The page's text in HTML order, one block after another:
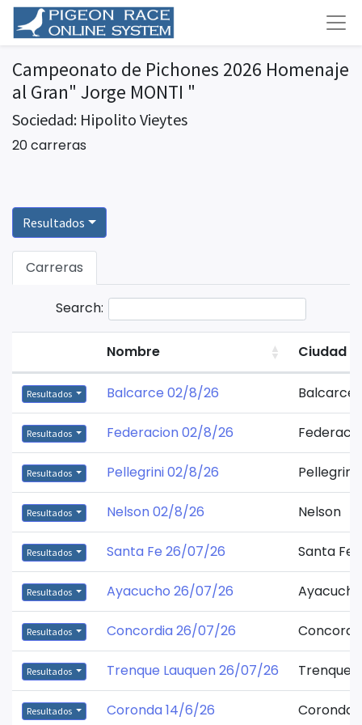
Campeonato de Pichones 2026 Homenaje
al Gran" Jorge MONTI "
Sociedad: Hipolito Vieytes
20 carreras
Resultados
Carreras
Search:
Nombre Ciudad
Resultados Balcarce 02/8/26 Balcarce
Resultados Federacion 02/8/26
Resultados Pellegrini 02/8/26 Pellegrini
Resultados Nelson 02/8/26 Nelson
Resultados Santa Fe 26/07/26 Santa Fe
Resultados Ayacucho 26/07/26 Ayacucho
Resultados Concordia 26/07/26
Resultados Trenque Lauquen 26/07/26 Trenque
Resultados Coronda 14/6/26 Coronda